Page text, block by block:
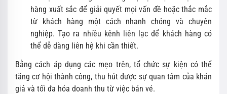
hàng xuất sắc để giải quyết mọi vấn đề hoặc thắc mắc
từ khách hàng một cách nhanh chóng và chuyên
nghiệp. Tạo ra nhiều kênh liên lạc để khách hàng có
thể dễ dàng liên hệ khi cần thiết.
Bằng cách áp dụng các mẹo trên, tổ chức sự kiện có thể
tăng cơ hội thành công, thu hút được sự quan tâm của khán
giả và tối đa hóa doanh thu từ việc bán vé.